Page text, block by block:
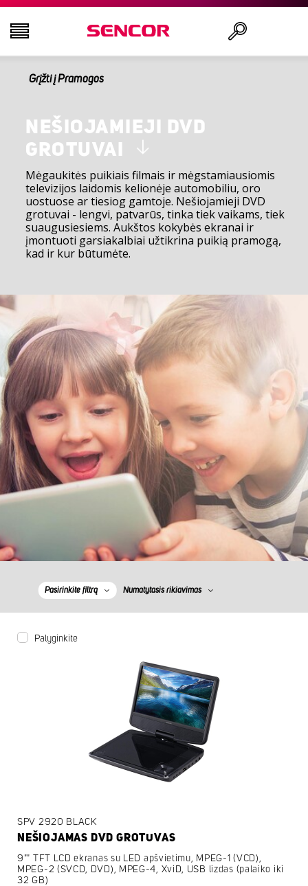
TELEVIZORIAI
GARSO IR VAIZDO TECHNIKA
NAMŲ ŪKIO PREKĖS
GROŽIO IR SVEIKATOS PREKĖS
Grįžti į Pramogos
NEŠIOJAMIEJI DVD
GROTUVAI
Mėgaukitės puikiais filmais ir mėgstamiausiomis
televizijos laidomis kelionėje automobiliu, oro
uostuose ar tiesiog gamtoje. Nešiojamieji DVD
grotuvai - lengvi, patvarūs, tinka tiek vaikams, tiek
suaugusiesiems. Aukštos kokybės ekranai ir
įmontuoti garsiakalbiai užtikrina puikią pramogą,
kad ir kur būtumėte.
Pasirinkite filtrą Numatytasis rikiavimas
Palyginkite
SPV 2920 BLACK
NEŠIOJAMAS DVD GROTUVAS
9"" TFT LCD ekranas su LED apšvietimu, MPEG-1 (VCD),
MPEG-2 (SVCD, DVD), MPEG-4, XviD, USB lizdas (palaiko iki
32 GB)